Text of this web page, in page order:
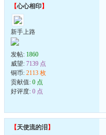
【心心相印】
新手上路
发帖: 1860
威望: 7139 点
铜币: 2113 枚
贡献值: 0 点
好评度: 0 点
【天使流的泪 】